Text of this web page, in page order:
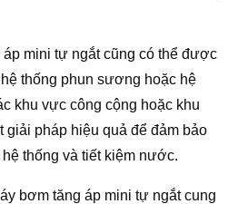
áp mini tự ngắt cũng có thể được
thống phun sương hoặc hệ
khu vực công cộng hoặc khu
giải pháp hiệu quả để đảm bảo
thống và tiết kiệm nước.
bơm tăng áp mini tự ngắt cung